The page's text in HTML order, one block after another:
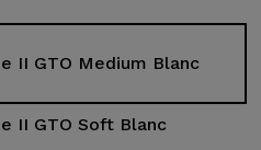
II GTO Medium Blanc
II GTO Soft Blanc